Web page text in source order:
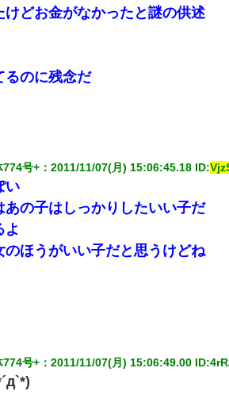
けどお金がなかったと謎の供述
るのに残念だ
774号+ ：2011/11/07(月) 15:06:45.18 ID:
い
あの子はしっかりしたいい子だ
よ
のほうがいい子だと思うけどね
774号+ ：2011/11/07(月) 15:06:49.00 ID: